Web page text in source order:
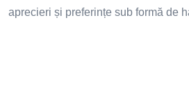
aprecieri și preferințe sub formă de